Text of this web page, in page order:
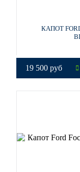
КАПОТ
19 500 руб